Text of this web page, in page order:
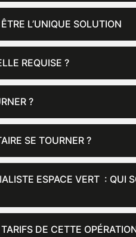
L’UNIQUE SOLUTION
REQUISE ?
?
SE TOURNER ?
ESPACE VERT : QUI
DE CETTE